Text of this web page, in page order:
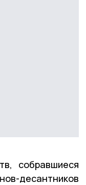
собравшиеся
десантников